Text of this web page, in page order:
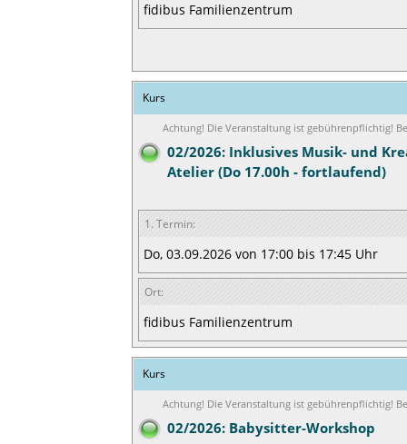
fidibus Familienzentrum
Kurs
Achtung! Die Veranstaltung ist gebührenpflichtig!
02/2026: Inklusives Musik- und
Atelier (Do 17.00h - fortlaufend)
1. Termin:
Do, 03.09.2026 von 17:00 bis 17:45 Uhr
Ort:
fidibus Familienzentrum
Kurs
Achtung! Die Veranstaltung ist gebührenpflichtig!
02/2026: Babysitter-Workshop